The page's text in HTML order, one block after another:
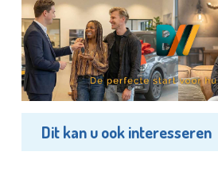
Dit kan u ook interesseren